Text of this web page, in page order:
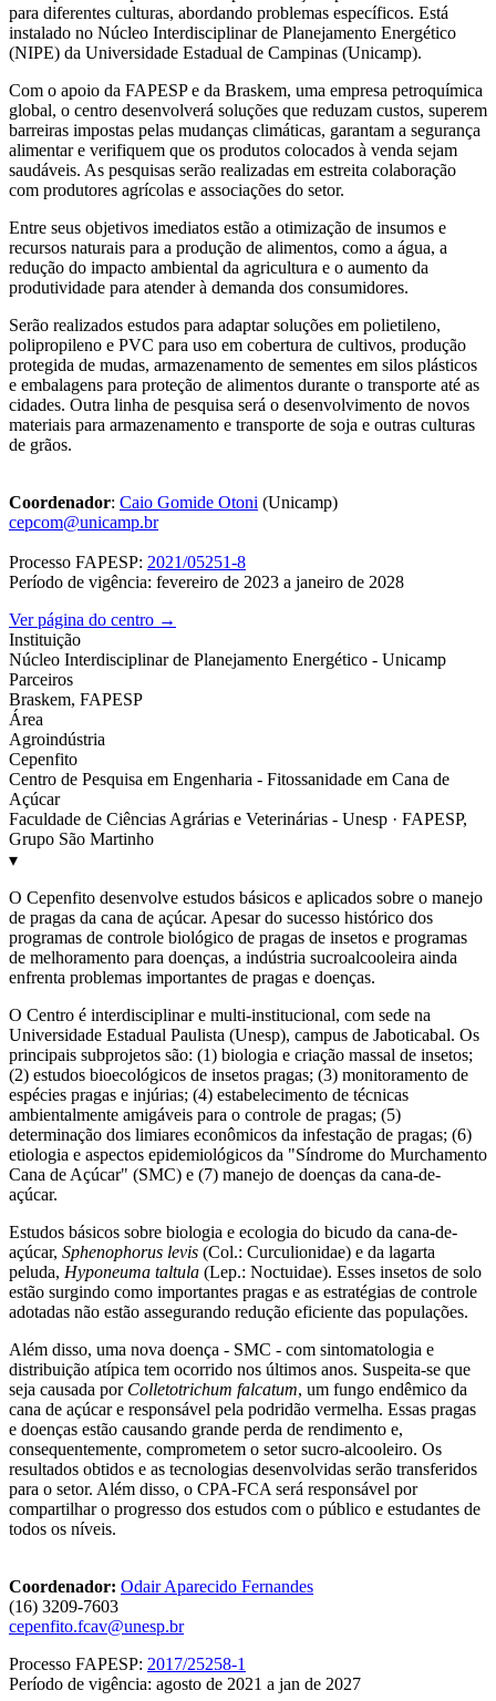
para diferentes culturas, abordando problemas específicos. Está
instalado no Núcleo Interdisciplinar de Planejamento Energético
(NIPE) da Universidade Estadual de Campinas (Unicamp).
Com o apoio da FAPESP e da Braskem, uma empresa petroquímica
global, o centro desenvolverá soluções que reduzam custos, superem
barreiras impostas pelas mudanças climáticas, garantam a segurança
alimentar e verifiquem que os produtos colocados à venda sejam
saudáveis. As pesquisas serão realizadas em estreita colaboração
com produtores agrícolas e associações do setor.
Entre seus objetivos imediatos estão a otimização de insumos e
recursos naturais para a produção de alimentos, como a água, a
redução do impacto ambiental da agricultura e o aumento da
produtividade para atender à demanda dos consumidores.
Serão realizados estudos para adaptar soluções em polietileno,
polipropileno e PVC para uso em cobertura de cultivos, produção
protegida de mudas, armazenamento de sementes em silos plásticos
e embalagens para proteção de alimentos durante o transporte até as
cidades. Outra linha de pesquisa será o desenvolvimento de novos
materiais para armazenamento e transporte de soja e outras culturas
de grãos.
Coordenador: Caio Gomide Otoni (Unicamp)
cepcom@unicamp.br
Processo FAPESP: 2021/05251-8
Período de vigência: fevereiro de 2023 a janeiro de 2028
Ver página do centro →
Instituição
Núcleo Interdisciplinar de Planejamento Energético - Unicamp
Parceiros
Braskem, FAPESP
Área
Agroindústria
Cepenfito
Centro de Pesquisa em Engenharia - Fitossanidade em Cana de
Açúcar
Faculdade de Ciências Agrárias e Veterinárias - Unesp · FAPESP,
Grupo São Martinho
▾
O Cepenfito desenvolve estudos básicos e aplicados sobre o manejo
de pragas da cana de açúcar. Apesar do sucesso histórico dos
programas de controle biológico de pragas de insetos e programas
de melhoramento para doenças, a indústria sucroalcooleira ainda
enfrenta problemas importantes de pragas e doenças.
O Centro é interdisciplinar e multi-institucional, com sede na
Universidade Estadual Paulista (Unesp), campus de Jaboticabal. Os
principais subprojetos são: (1) biologia e criação massal de insetos;
(2) estudos bioecológicos de insetos pragas; (3) monitoramento de
espécies pragas e injúrias; (4) estabelecimento de técnicas
ambientalmente amigáveis para o controle de pragas; (5)
determinação dos limiares econômicos da infestação de pragas; (6)
etiologia e aspectos epidemiológicos da "Síndrome do Murchamento
Cana de Açúcar" (SMC) e (7) manejo de doenças da cana-de-
açúcar.
Estudos básicos sobre biologia e ecologia do bicudo da cana-de-
açúcar, Sphenophorus levis (Col.: Curculionidae) e da lagarta
peluda, Hyponeuma taltula (Lep.: Noctuidae). Esses insetos de solo
estão surgindo como importantes pragas e as estratégias de controle
adotadas não estão assegurando redução eficiente das populações.
Além disso, uma nova doença - SMC - com sintomatologia e
distribuição atípica tem ocorrido nos últimos anos. Suspeita-se que
seja causada porColletotrichum falcatum, um fungo endêmico da
cana de açúcar e responsável pela podridão vermelha. Essas pragas
e doenças estão causando grande perda de rendimento e,
consequentemente, comprometem o setor sucro-alcooleiro. Os
resultados obtidos e as tecnologias desenvolvidas serão transferidos
para o setor. Além disso, o CPA-FCA será responsável por
compartilhar o progresso dos estudos com o público e estudantes de
todos os níveis.
Coordenador: Odair Aparecido Fernandes
(16) 3209-7603
cepenfito.fcav@unesp.br
Processo FAPESP: 2017/25258-1
Período de vigência: agosto de 2021 a jan de 2027